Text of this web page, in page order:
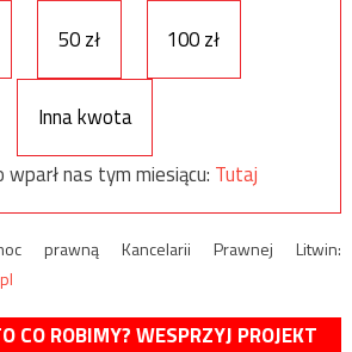
50 zł 100 zł
Inna kwota
nas tym miesiącu: Tutaj
prawną Kancelarii Prawnej Litwin:
CO ROBIMY? WESPRZYJ PROJEKT